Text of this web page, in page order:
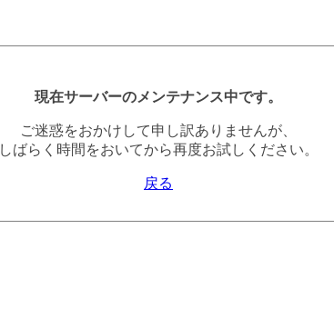
現在サーバーのメンテナンス中です。
ご迷惑をおかけして申し訳ありませんが、
しばらく時間をおいてから再度お試しください。
戻る